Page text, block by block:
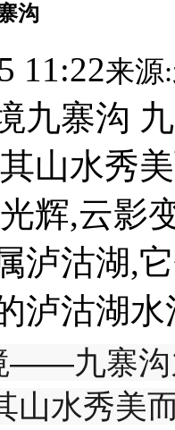
沟
11:22来源:
九寨沟
山水秀
辉,云影
泸沽湖,
泸沽湖
——九寨沟
山水秀美